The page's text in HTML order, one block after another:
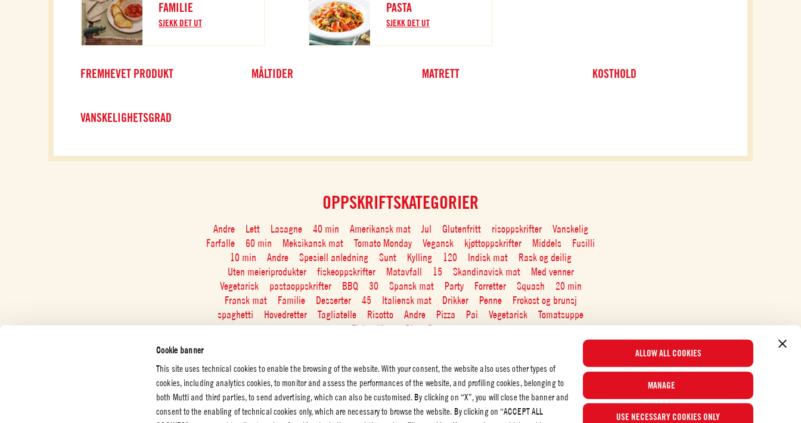
Cookie banner
This site uses technical cookies to enable the browsing of the website. With your consent, the website also uses other types of
cookies, including analytics cookies, to monitor and assess the performances of the website, and profiling cookies, belonging to
both Mutti and third parties, to send advertising, which can also be customised. By clicking on “X”, you will close the banner and
consent to the enabling of technical cookies only, which are necessary to browse the website. By clicking on “ACCEPT ALL
ALLOW ALL COOKIES
MANAGE
USE NECESSARY COOKIES ONLY
FAMILIE
SJEKK DET UT
PASTA
SJEKK DET UT
FREMHEVET PRODUKT MÅLTIDER MATRETT KOSTHOLD
VANSKELIGHETSGRAD
OPPSKRIFTSKATEGORIER
Andre Lett Lasagne 40 min Amerikansk mat Jul Glutenfritt risoppskrifter
Vanskelig
Farfalle
60 min Meksikansk mat Tomato Monday Vegansk kjøttoppskrifter Middels
Fusilli
10 min
Andre Spesiell anledning Sunt Kylling 120 Indisk mat
Rask og deilig
Uten meieriprodukter
fiskeoppskrifter Matavfall 15 Skandinavisk mat
Med venner
Vegetarisk
pastaoppskrifter BBQ 30 Spansk mat Party Forretter Squash
20 min
Fransk mat
Familie Desserter 45 Italiensk mat Drikker Penne
Frokost og brunsj
spaghetti
Hovedretter Tagliatelle Risotto Andre Pizza Pai Vegetarisk
Tomatsuppe
Fisk
Kjøtt Ris Pasta
BEDRIFT
JURIDISK OG
PERSONVERN
Populære oppskrifter